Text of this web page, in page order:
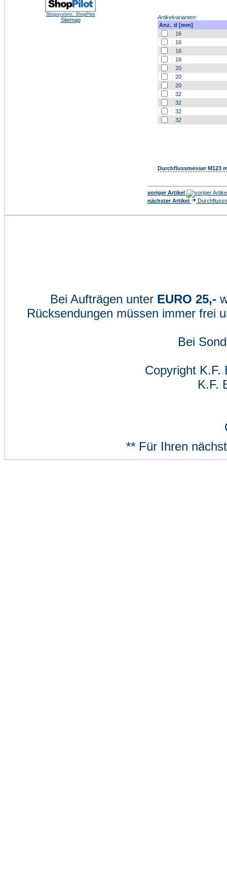
Shopsystem: ShopPilot
Sitemap
Artikelvarianten:
Anz. d [mm]
16
16
16
16
20
20
20
32
32
32
32
Durchflussmesser M123
voriger Artikel
nächster Artikel
Bei Aufträgen unter EURO 25,-
Rücksendungen müssen immer frei
Bei
Copyright
K.F.
** Für Ihren